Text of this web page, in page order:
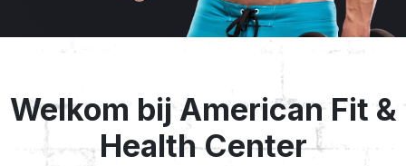
Welkom bij American Fit &
Health Center